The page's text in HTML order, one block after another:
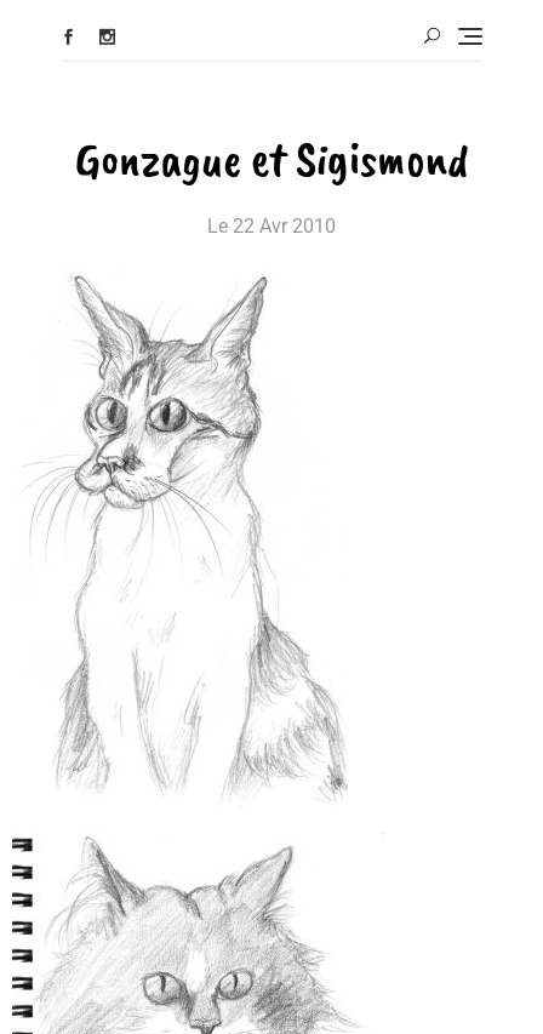
Gonzague et Sigismond
Le 22 Avr 2010